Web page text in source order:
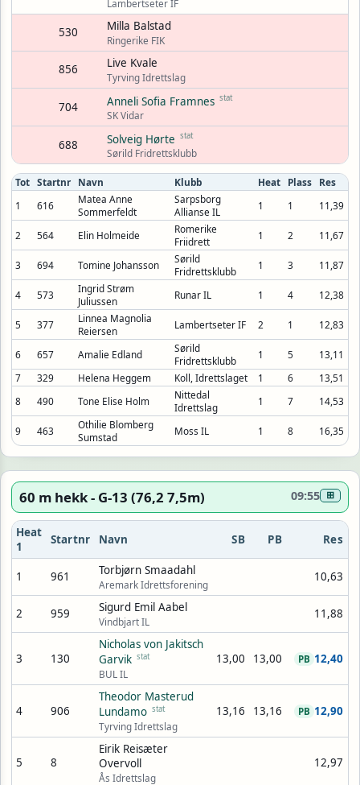
Lambertseter IF
530 Milla Balstad
Ringerike FIK
856 Live Kvale
Tyrving Idrettslag
704 Anneli Sofia Framnes stat
SK Vidar
688 Solveig Hørte stat
Sørild Fridrettsklubb
Tot Startnr Navn Klubb Heat Plass
Res
1
616
Matea Anne
Sommerfeldt
Sarpsborg
Allianse IL
1 1 11,39
2 564 Elin Holmeide
Romerike
Friidrett
1 2 11,67
3 694 Tomine Johansson
Sørild
Fridrettsklubb
1 3 11,87
4 573
Ingrid Strøm
Juliussen
Runar IL 1 4 12,38
5 377
Linnea Magnolia
Reiersen
Lambertseter IF 2 1 12,83
6 657 Amalie Edland
Sørild
Fridrettsklubb
1 5
13,11
7
329 Helena Heggem Koll, Idrettslaget 1 6
13,51
8
490 Tone Elise Holm
Nittedal
Idrettslag
1 7 14,53
9 463
Othilie Blomberg
Sumstad
Moss IL 1 8 16,35
60 m hekk - G-13 (76,2 7,5m) 09:55 ⊞
Heat
1
Startnr Navn SB PB Res
1 961 Torbjørn Smaadahl
Aremark Idrettsforening
10,63
2 959 Sigurd Emil Aabel
Vindbjart IL
11,88
3 130
Nicholas von Jakitsch
Garvik stat
BUL IL
13,00 13,00 12,40
PB
4 906
Theodor Masterud
Lundamo stat
Tyrving Idrettslag
13,16 13,16 12,90
PB
5 8
Eirik Reisæter
Overvoll
Ås Idrettslag
12,97